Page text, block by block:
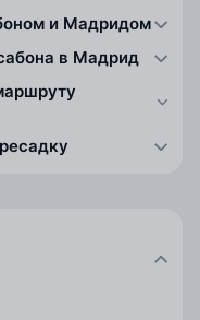
и Мадридом
в Мадрид